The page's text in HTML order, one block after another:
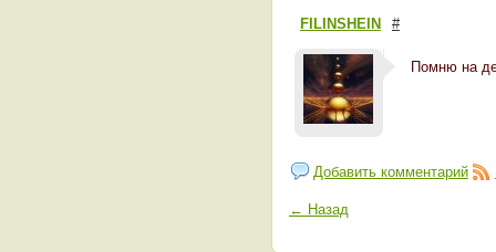
FILINSHEIN #
Помню на
Добавить комментарий
← Назад